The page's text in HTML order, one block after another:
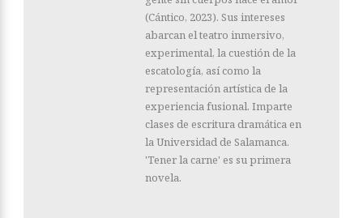
(Cántico, 2023). Sus intereses
abarcan el teatro inmersivo,
experimental, la cuestión de la
escatología, así como la
representación artística de la
experiencia fusional. Imparte
clases de escritura dramática en
la Universidad de Salamanca.
'Tener la carne' es su primera
novela.